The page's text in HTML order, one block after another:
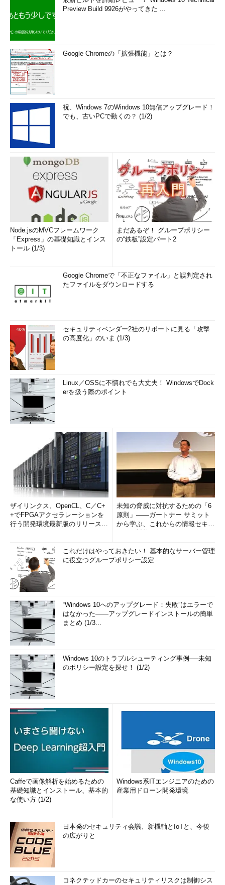
Preview Build 9926がやってきた ...
Google Chromeの「拡張機能」とは？
祝、Windows 7のWindows 10無償アップグレード！
でも、古いPCで動くの？ (1/2)
Node.jsのMVCフレームワーク
「Express」の基礎知識とインス
トール (1/3)
まだあるぞ！ グループポリシー
の“鉄板”設定パート2
Google Chromeで「不正なファイル」と誤判定され
たファイルをダウンロードする
セキュリティベンダー2社のリポートに見る「攻撃
の高度化」のいま (1/3)
Linux／OSSに不慣れでも大丈夫！ WindowsでDock
erを扱う際のポイント
ザイリンクス、OpenCL、C／C+
+でFPGAアクセラレーションを
行う開発環境最新版のリリースを
未知の脅威に対抗するための「6
原則」――ガートナー サミット
から学ぶ、これからの情報セキュ
これだけはやっておきたい！ 基本的なサーバー管理
に役立つグループポリシー設定
“Windows 10へのアップグレード：失敗”はエラーで
はなかった――アップグレードインストールの簡単
まとめ (1/3...
Windows 10のトラブルシューティング事例──未知
のポリシー設定を探せ！ (1/2)
Caffeで画像解析を始めるための
基礎知識とインストール、基本的
な使い方 (1/2)
Windows系ITエンジニアのための
産業用ドローン開発環境
日本発のセキュリティ会議、新機軸とIoTと、今後
の広がりと
コネクテッドカーのセキュリティリスクは制御シス